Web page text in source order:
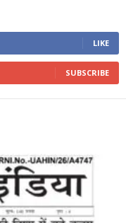
LIKE
SUBSCRIBE